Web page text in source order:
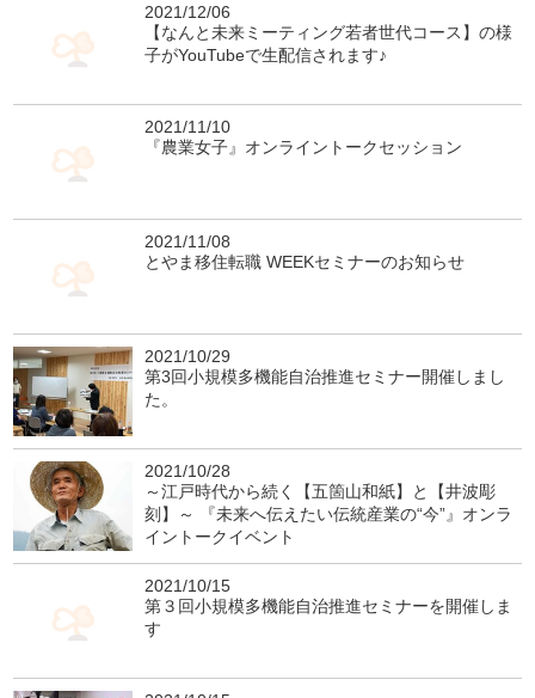
2021/12/06
【なんと未来ミーティング若者世代コース】の様
子がYouTubeで生配信されます♪
2021/11/10
『農業女子』オンライントークセッション
2021/11/08
とやま移住転職 WEEKセミナーのお知らせ
2021/10/29
第3回小規模多機能自治推進セミナー開催しまし
た。
2021/10/28
～江戸時代から続く【五箇山和紙】と【井波彫
刻】～ 『未来へ伝えたい伝統産業の“今”』オンラ
イントークイベント
2021/10/15
第３回小規模多機能自治推進セミナーを開催しま
す